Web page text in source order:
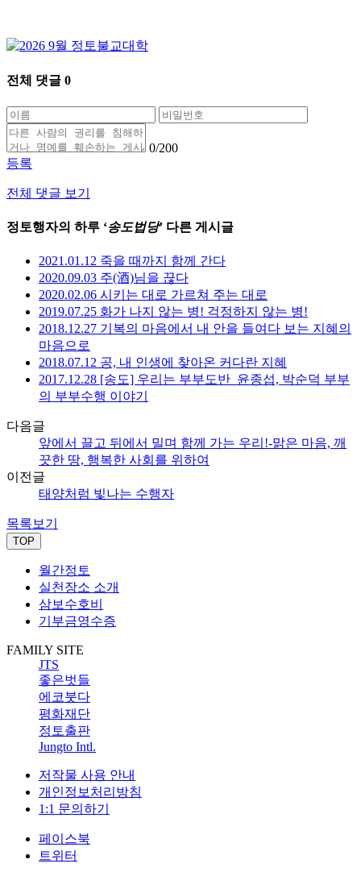
전체 댓글 0
0/200
등록
전체 댓글 보기
정토행자의 하루 ‘송도법당’ 다른 게시글
2021.01.12 죽을 때까지 함께 간다
2020.09.03 주(酒)님을 끊다
2020.02.06 시키는 대로 가르쳐 주는 대로
2019.07.25 화가 나지 않는 병! 걱정하지 않는 병!
2018.12.27 기복의 마음에서 내 안을 들여다 보는 지혜의
마음으로
2018.07.12 공, 내 인생에 찾아온 커다란 지혜
2017.12.28 [송도] 우리는 부부도반_윤종섭, 박순덕 부부
의 부부수행 이야기
다음글
앞에서 끌고 뒤에서 밀며 함께 가는 우리!-맑은 마음, 깨
끗한 땅, 행복한 사회를 위하여
이전글
태양처럼 빛나는 수행자
목록보기
TOP
월간정토
실천장소 소개
삼보수호비
기부금영수증
FAMILY SITE
JTS
좋은벗들
에코붓다
평화재단
정토출판
Jungto Intl.
저작물 사용 안내
개인정보처리방침
1:1 문의하기
페이스북
트위터